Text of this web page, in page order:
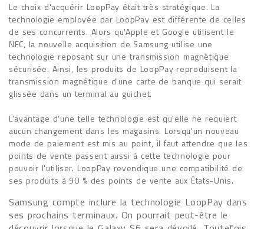
Le choix d'acquérir LoopPay était très stratégique. La
technologie employée par LoopPay est différente de celles
de ses concurrents. Alors qu'Apple et Google utilisent le
NFC, la nouvelle acquisition de Samsung utilise une
technologie reposant sur une transmission magnétique
sécurisée. Ainsi, les produits de LoopPay reproduisent la
transmission magnétique d'une carte de banque qui serait
glissée dans un terminal au guichet.
L'avantage d'une telle technologie est qu'elle ne requiert
aucun changement dans les magasins. Lorsqu'un nouveau
mode de paiement est mis au point, il faut attendre que les
points de vente passent aussi à cette technologie pour
pouvoir l'utiliser. LoopPay revendique une compatibilité de
ses produits à 90 % des points de vente aux États-Unis.
Samsung compte inclure la technologie LoopPay dans
ses prochains terminaux. On pourrait peut-être le